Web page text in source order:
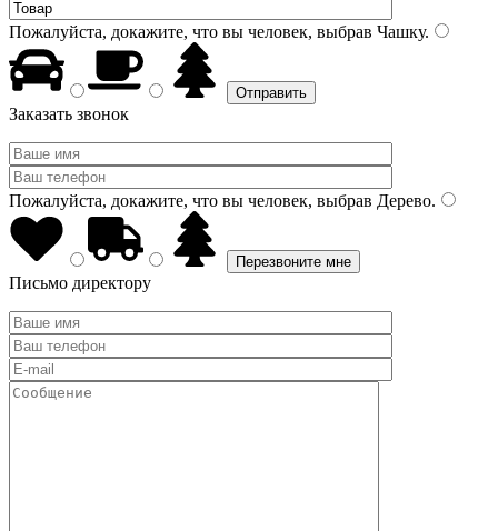
Пожалуйста, докажите, что вы человек, выбрав Чашку.
Заказать звонок
Пожалуйста, докажите, что вы человек, выбрав Дерево.
Письмо директору